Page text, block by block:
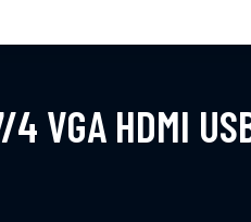
4 VGA HDMI